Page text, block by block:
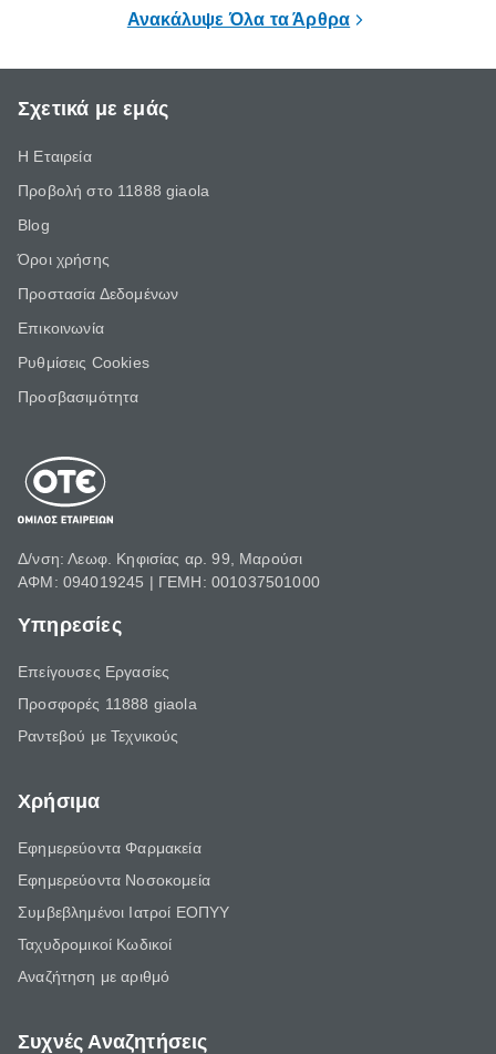
Ανακάλυψε Όλα τα Άρθρα
Σχετικά με εμάς
Η Εταιρεία
Προβολή στο 11888 giaola
Blog
Όροι χρήσης
Προστασία Δεδομένων
Επικοινωνία
Ρυθμίσεις Cookies
Προσβασιμότητα
Δ/νση: Λεωφ. Κηφισίας αρ. 99, Μαρούσι
ΑΦΜ: 094019245 | ΓΕΜΗ: 001037501000
Υπηρεσίες
Επείγουσες Εργασίες
Προσφορές 11888 giaola
Ραντεβού με Τεχνικούς
Χρήσιμα
Εφημερεύοντα Φαρμακεία
Εφημερεύοντα Νοσοκομεία
Συμβεβλημένοι Ιατροί ΕΟΠΥΥ
Ταχυδρομικοί Κωδικοί
Αναζήτηση με αριθμό
Συχνές Αναζητήσεις